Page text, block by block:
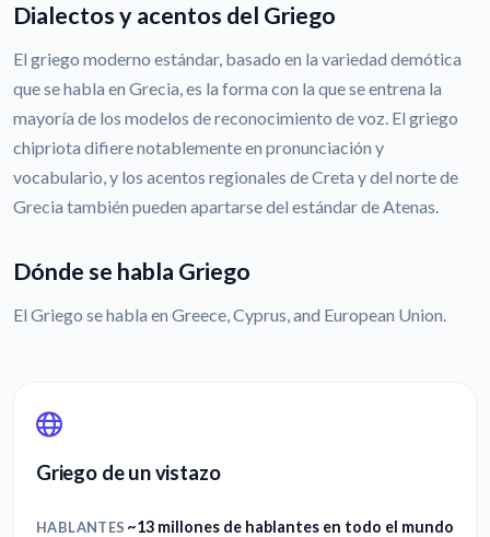
Dialectos y acentos del Griego
El griego moderno estándar, basado en la variedad demótica
que se habla en Grecia, es la forma con la que se entrena la
mayoría de los modelos de reconocimiento de voz. El griego
chipriota difiere notablemente en pronunciación y
vocabulario, y los acentos regionales de Creta y del norte de
Grecia también pueden apartarse del estándar de Atenas.
Dónde se habla Griego
El Griego se habla en Greece, Cyprus, and European Union.
Griego de un vistazo
HABLANTES ~13 millones de hablantes en todo el mundo